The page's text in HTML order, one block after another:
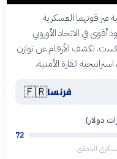
عبر قوتهما العسكرية
في الاتحاد الأوروبي
تكشف الأرقام عن توازن
القارة الأمنية.
فرنسا🇫🇷
دولار)
72
المطلق